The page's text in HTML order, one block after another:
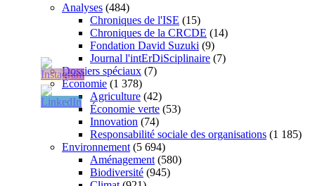
Analyses (484)
Chroniques de l'ISE (15)
Chroniques de la CRCDE (14)
Fondation David Suzuki (9)
Journal l'intErDiSciplinaire (7)
Dossiers spéciaux (7)
Économie (1 378)
Agriculture (42)
Économie verte (53)
Innovation (74)
Responsabilité sociale des organisations (1 185)
Environnement (5 694)
Aménagement (580)
Biodiversité (945)